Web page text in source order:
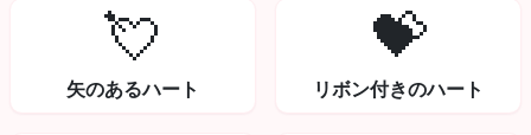
💘
矢のあるハート
💝
リボン付きのハート